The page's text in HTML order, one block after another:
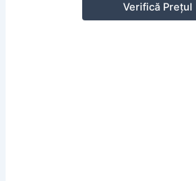
Verifică Prețul